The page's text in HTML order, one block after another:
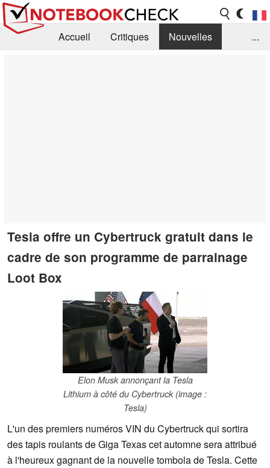
Accueil Critiques
Nouvelles
...
Tesla offre un Cybertruck gratuit dans le
cadre de son programme de parrainage
Loot Box
Elon Musk annonçant la Tesla
Lithium à côté du Cybertruck (image :
Tesla)
L'un des premiers numéros VIN du Cybertruck qui sortira
des tapis roulants de Giga Texas cet automne sera attribué
à l'heureux gagnant de la nouvelle tombola de Tesla. Cette